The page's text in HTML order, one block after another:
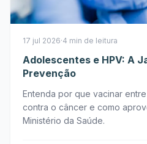
17 jul 2026·4 min de leitura
Adolescentes e HPV: A
Prevenção
Entenda por que vacinar
contra o câncer e como
Ministério da Saúde.